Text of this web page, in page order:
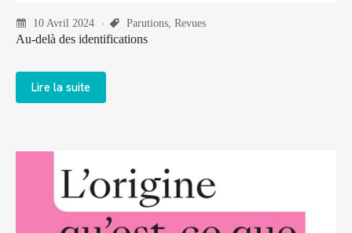
10 Avril 2024 Parutions Revues
Au-delà des identifications
Lire la suite